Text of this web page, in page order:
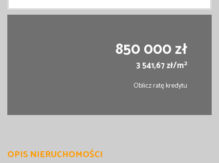
850 000 zł
3 541,67 zł/m2
Oblicz ratę kredytu
OPIS NIERUCHOMOŚCI